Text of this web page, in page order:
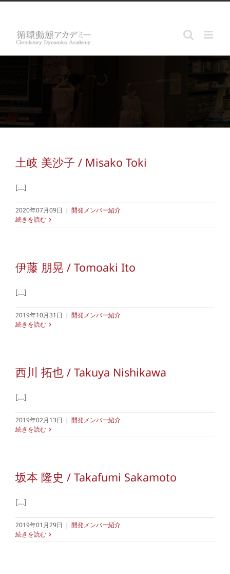
Skip
土岐 美沙子 / Misako Toki
[...]
2020年07月09日 | 開発メンバー紹介
続きを読む
伊藤 朋晃 / Tomoaki Ito
[...]
2019年10月31日 | 開発メンバー紹介
続きを読む
西川 拓也 / Takuya Nishikawa
[...]
2019年02月13日 | 開発メンバー紹介
続きを読む
坂本 隆史 / Takafumi Sakamoto
[...]
2019年01月29日 | 開発メンバー紹介
続きを読む